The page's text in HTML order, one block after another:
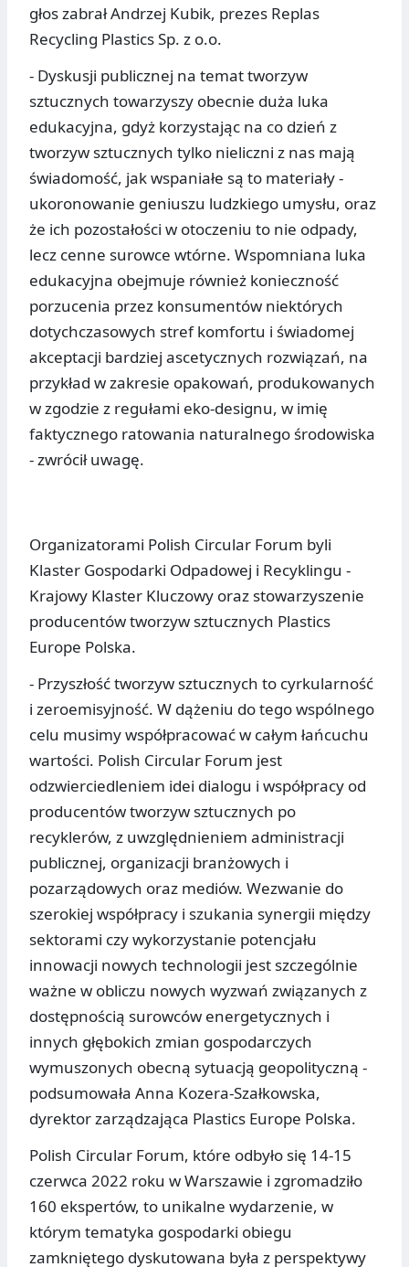
głos zabrał Andrzej Kubik, prezes Replas
Recycling Plastics Sp. z o.o.
- Dyskusji publicznej na temat tworzyw
sztucznych towarzyszy obecnie duża luka
edukacyjna, gdyż korzystając na co dzień z
tworzyw sztucznych tylko nieliczni z nas mają
świadomość, jak wspaniałe są to materiały -
ukoronowanie geniuszu ludzkiego umysłu, oraz
że ich pozostałości w otoczeniu to nie odpady,
lecz cenne surowce wtórne. Wspomniana luka
edukacyjna obejmuje również konieczność
porzucenia przez konsumentów niektórych
dotychczasowych stref komfortu i świadomej
akceptacji bardziej ascetycznych rozwiązań, na
przykład w zakresie opakowań, produkowanych
w zgodzie z regułami eko-designu, w imię
faktycznego ratowania naturalnego środowiska
- zwrócił uwagę.
Organizatorami Polish Circular Forum byli
Klaster Gospodarki Odpadowej i Recyklingu -
Krajowy Klaster Kluczowy oraz stowarzyszenie
producentów tworzyw sztucznych Plastics
Europe Polska.
- Przyszłość tworzyw sztucznych to cyrkularność
i zeroemisyjność. W dążeniu do tego wspólnego
celu musimy współpracować w całym łańcuchu
wartości. Polish Circular Forum jest
odzwierciedleniem idei dialogu i współpracy od
producentów tworzyw sztucznych po
recyklerów, z uwzględnieniem administracji
publicznej, organizacji branżowych i
pozarządowych oraz mediów. Wezwanie do
szerokiej współpracy i szukania synergii między
sektorami czy wykorzystanie potencjału
innowacji nowych technologii jest szczególnie
ważne w obliczu nowych wyzwań związanych z
dostępnością surowców energetycznych i
innych głębokich zmian gospodarczych
wymuszonych obecną sytuacją geopolityczną -
podsumowała Anna Kozera-Szałkowska,
dyrektor zarządzająca Plastics Europe Polska.
Polish Circular Forum, które odbyło się 14-15
czerwca 2022 roku w Warszawie i zgromadziło
160 ekspertów, to unikalne wydarzenie, w
którym tematyka gospodarki obiegu
zamkniętego dyskutowana była z perspektywy